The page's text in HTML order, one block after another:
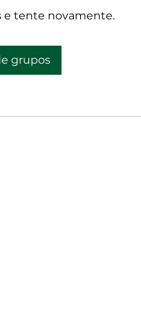
e tente novamente.
grupos